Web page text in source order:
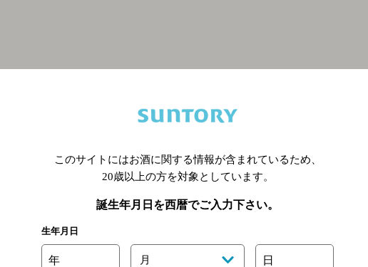
関連ページ
このサイトにはお酒に関する情報が含まれているため、
20歳以上の方を対象としています。
誕生年月日を西暦でご入力下さい。
生年月日
年 月 日